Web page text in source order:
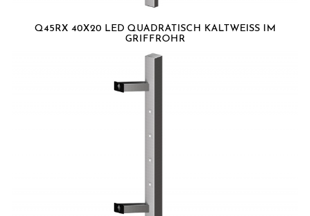
Q45RX 40X20 LED QUADRATISCH KALTWEISS IM G
RIFFROHR